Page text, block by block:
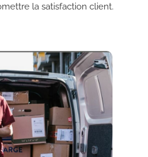
la satisfaction client.